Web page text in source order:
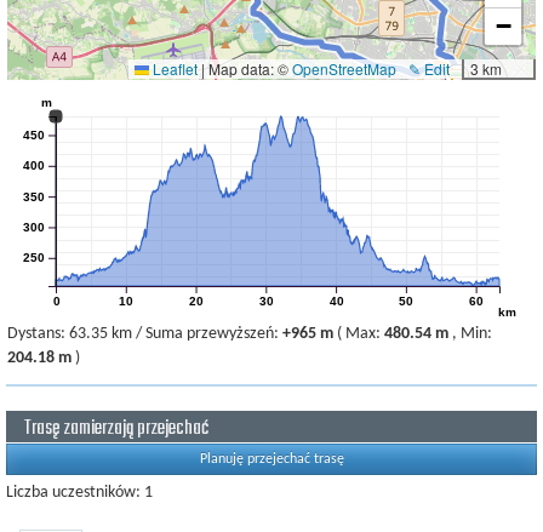
−
3 km
✎ Edit
Leaflet |Map data: ©OpenStreetMap
0 10 20 30 40 50 60
km
250
300
350
400
450
m
Dystans: 63.35 km / Suma przewyższeń: +965 m ( Max: 480.54 m , Min:
204.18 m )
Trasę zamierzają przejechać
Planuję przejechać trasę
Liczba uczestników: 1